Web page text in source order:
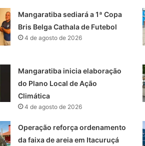
Mangaratiba sediará a 1ª Copa
Bris Belga Cathala de Futebol
4 de agosto de 2026
Mangaratiba inicia elaboração
do Plano Local de Ação
Climática
4 de agosto de 2026
Operação reforça ordenamento
da faixa de areia em Itacuruçá